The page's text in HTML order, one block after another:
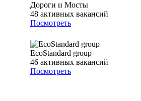
Дороги и Мосты
48 активных вакансий
Посмотреть
EcoStandard group
46 активных вакансий
Посмотреть